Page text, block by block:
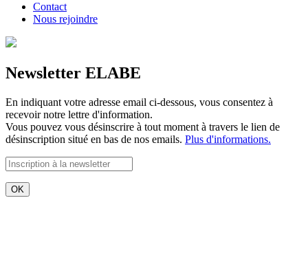
Contact
Nous rejoindre
Newsletter ELABE
En indiquant votre adresse email ci-dessous, vous consentez à
recevoir notre lettre d'information.
Vous pouvez vous désinscrire à tout moment à travers le lien de
désinscription situé en bas de nos emails. Plus d'informations.